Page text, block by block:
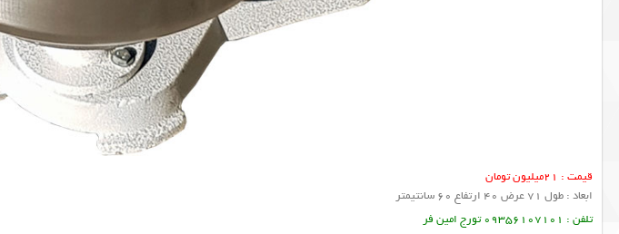
قیمت : 21میلیون تومان
ابعاد : طول 71 عرض 40 ارتفاع 60 سانتیمتر
تلفن : 09356107101 تورج امین فر